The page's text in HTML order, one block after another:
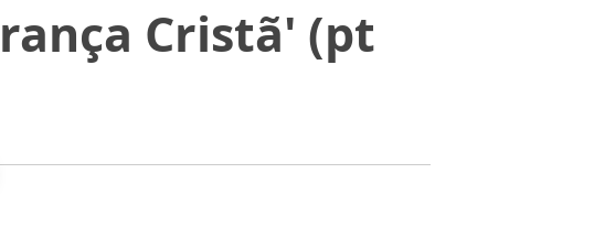
Cristã' (pt